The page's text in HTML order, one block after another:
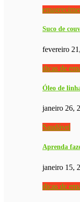
Suco de
fevereiro
dicas de
Óleo de
janeiro 26,
Saudável
Aprenda
janeiro 15,
dicas de